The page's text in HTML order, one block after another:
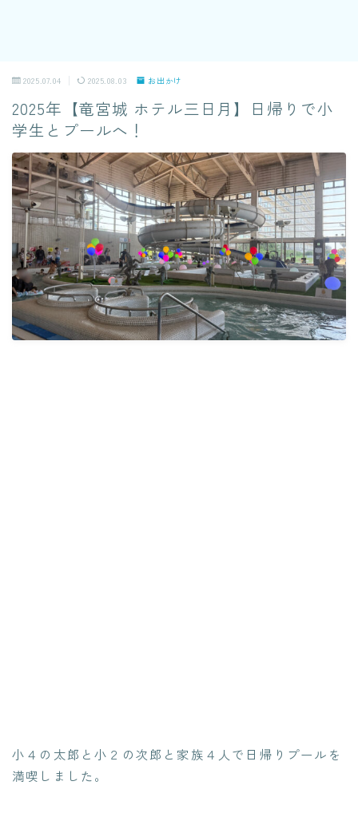
2025.07.04 2025.08.03 お出かけ
2025年【竜宮城 ホテル三日月】日帰りで小
学生とプールへ！
小４の太郎と小２の次郎と家族４人で日帰りプールを
満喫しました。